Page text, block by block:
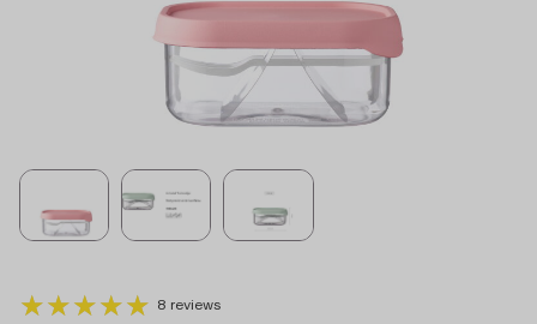
★★★★★
★★★★★ 8 reviews